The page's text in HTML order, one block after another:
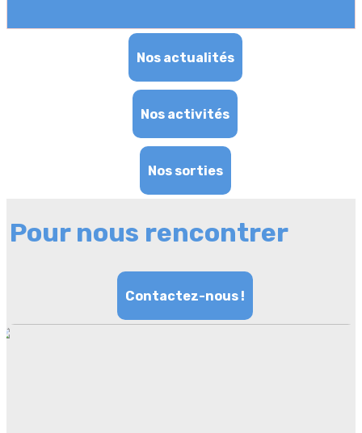
Nos actualités
Nos activités
Nos sorties
Pour nous rencontrer
Contactez-nous !